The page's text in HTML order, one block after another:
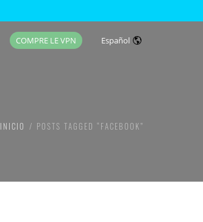
COMPRE LE VPN Español
INICIO POSTS TAGGED “FACEBOOK”